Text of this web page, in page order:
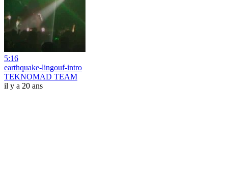
5:16
earthquake-lingouf-intro
TEKNOMAD TEAM
il y a 20 ans